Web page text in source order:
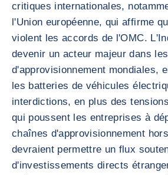
critiques internationales,
l'Union européenne, qui affirme
violent les accords de l'OMC.
devenir un acteur majeur dans
d'approvisionnement mondiales,
les batteries de véhicules
interdictions, en plus des
qui poussent les entreprises à
chaînes d'approvisionnement
devraient permettre un flux
d'investissements directs